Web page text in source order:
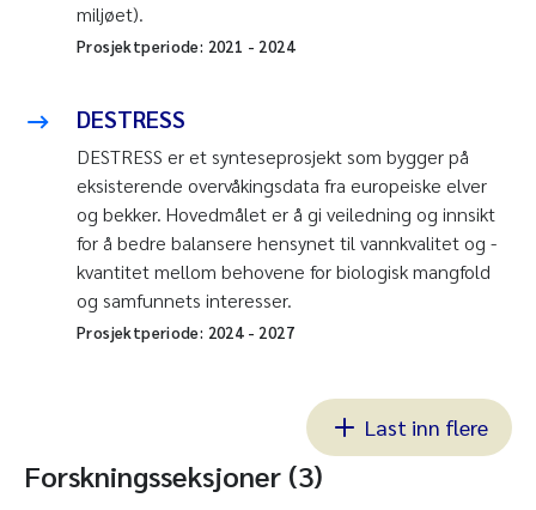
miljøet).
Prosjektperiode: 2021 - 2024
DESTRESS
DESTRESS er et synteseprosjekt som bygger på
eksisterende overvåkingsdata fra europeiske elver
og bekker. Hovedmålet er å gi veiledning og innsikt
for å bedre balansere hensynet til vannkvalitet og -
kvantitet mellom behovene for biologisk mangfold
og samfunnets interesser.
Prosjektperiode: 2024- 2027
Last inn flere
Forskningsseksjoner (3)